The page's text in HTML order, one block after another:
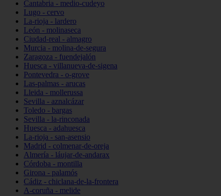
Cantabria - medio-cudeyo
Lugo - cervo
La-rioja - lardero
León - molinaseca
Ciudad-real - almagro
Murcia - molina-de-segura
Zaragoza - fuendejalón
Huesca - villanueva-de-sigena
Pontevedra - o-grove
Las-palmas - arucas
Lleida - mollerussa
Sevilla - aznalcázar
Toledo - bargas
Sevilla - la-rinconada
Huesca - adahuesca
La-rioja - san-asensio
Madrid - colmenar-de-oreja
Almería - láujar-de-andarax
Córdoba - montilla
Girona - palamós
Cádiz - chiclana-de-la-frontera
A-coruña - melide